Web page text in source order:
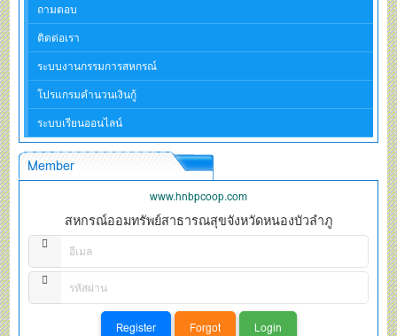
ถามตอบ
ติดต่อเรา
ระบบงานกรรมการสหกรณ์
โปรแกรมคำนวนเงินกู้
ระบบเรียนออนไลน์
Member
www.hnbpcoop.com
สหกรณ์ออมทรัพย์สาธารณสุขจังหวัดหนองบัวลำภู